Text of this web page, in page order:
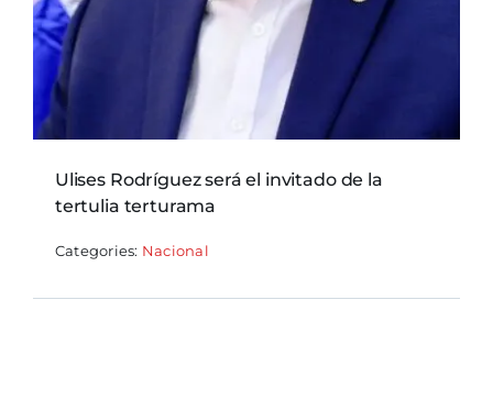
Ulises Rodríguez será el invitado de la
tertulia terturama
Categories: Nacional